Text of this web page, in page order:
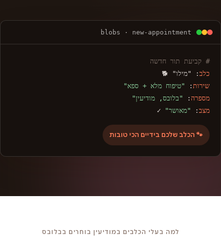
blobs · new-appointment
# קביעת תור חדשה
כלב: "מילו" 🐕
שירות : "טיפוח מלא + ספא"
מספרה: "בלובס, מודיעין"
מצב: "מאושר" ✓
🐾 הכלב שלכם בידיים הכי טובות
למה בעלי הכלבים במודיעין בוחרים בבלובס